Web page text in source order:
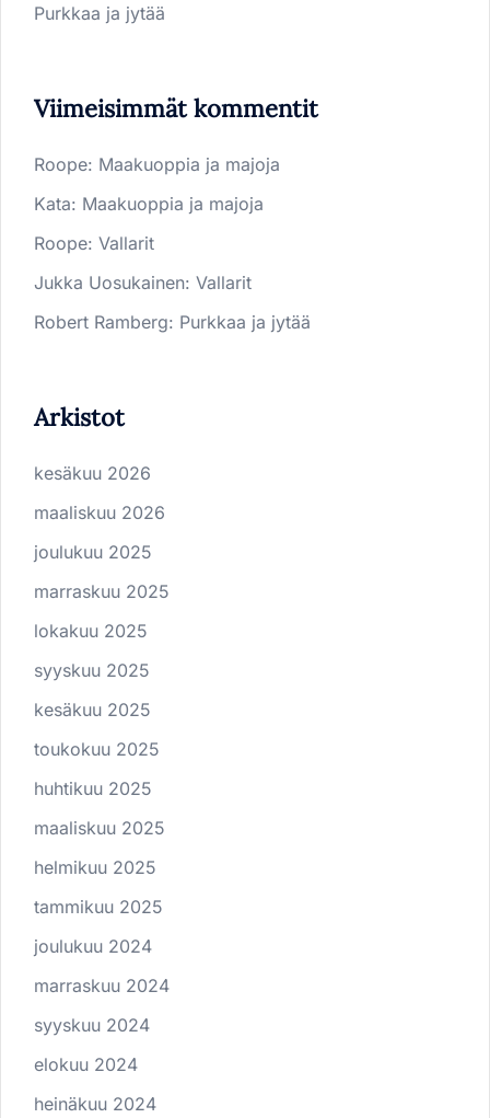
Purkkaa ja jytää
Viimeisimmät kommentit
Roope: Maakuoppia ja majoja
Kata: Maakuoppia ja majoja
Roope: Vallarit
Jukka Uosukainen: Vallarit
Robert Ramberg: Purkkaa ja jytää
Arkistot
kesäkuu 2026
maaliskuu 2026
joulukuu 2025
marraskuu 2025
lokakuu 2025
syyskuu 2025
kesäkuu 2025
toukokuu 2025
huhtikuu 2025
maaliskuu 2025
helmikuu 2025
tammikuu 2025
joulukuu 2024
marraskuu 2024
syyskuu 2024
elokuu 2024
heinäkuu 2024